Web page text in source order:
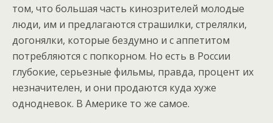
том, что большая часть кинозрителей молодые
люди, им и предлагаются страшилки, стрелялки,
догонялки, которые бездумно и с аппетитом
потребляются с попкорном. Но есть в России
глубокие, серьезные фильмы, правда, процент их
незначителен, и они продаются куда хуже
однодневок. В Америке то же самое.